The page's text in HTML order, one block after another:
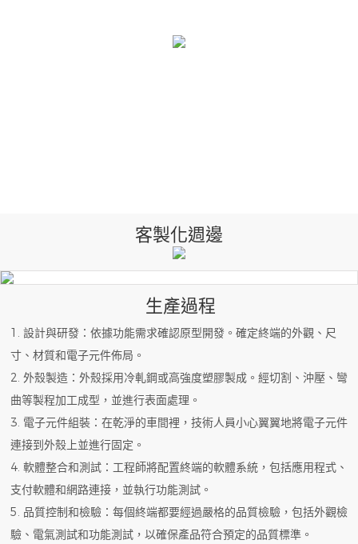
客製化週邊
生產過程
1. 設計與研發：依據功能需求確認原型開發。確定終端的外觀、尺
寸、材質和電子元件佈局。
2. 外殼製造：外殼採用冷軋鋼或高強度塑膠製成。經切割、沖壓、彎
曲等製程加工成型，並進行表面處理。
3. 電子元件組裝：在乾淨的車間裡，技術人員小心翼翼地將電子元件
連接到外殼上並進行固定。
4. 軟體整合和測試：工程師將配置終端的軟體系統，包括應用程式、
支付軟體和網路連接，並執行功能測試。
5. 品質控制和檢驗：每個終端都要經過嚴格的品質檢驗，包括外觀檢
驗、電氣測試和功能測試，以確保產品符合預定的品質標準。